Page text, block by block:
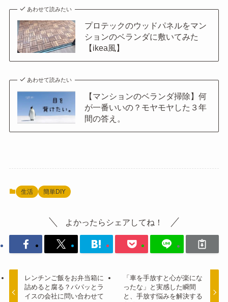
あわせて読みたい
プロテックのウッドパネルをマン
ションのベランダに敷いてみた
【ikea風】
あわせて読みたい
【マンションのベランダ掃除】何
が一番いいの？モヤモヤした３年
間の答え。
生活 簡単DIY
よかったらシェアしてね！
レンチンご飯をお弁当箱に
詰めると腐る？パパッとラ
イスの会社に問い合わせて
「車を手放すと心が楽にな
ったな」と実感した瞬間
と、手放す悩みを解決する